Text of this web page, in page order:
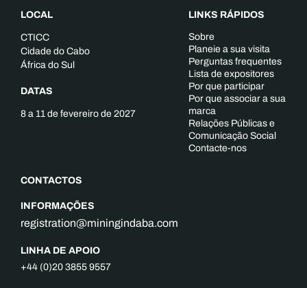
LOCAL
CTICC
Cidade do Cabo
África do Sul
DATAS
8 a 11 de fevereiro de 2027
CONTACTOS
INFORMAÇÕES
registration@miningindaba.com
LINHA DE APOIO
+44 (0)20 3855 9557
LINKS RÁPIDOS
Sobre
Planeie a sua visita
Perguntas frequentes
Lista de expositores
Por que participar
Por que associar a sua
marca
Relações Públicas e
Comunicação Social
Contacte-nos